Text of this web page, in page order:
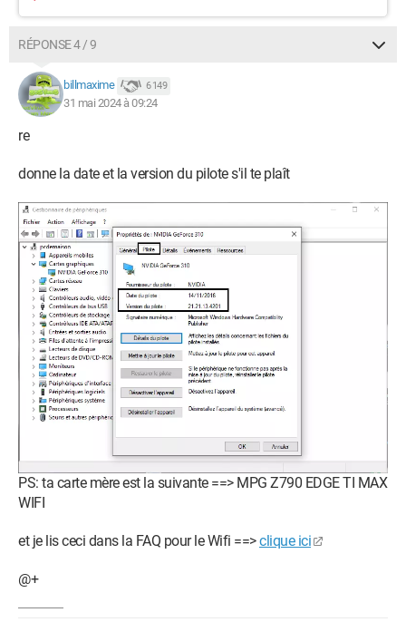
RÉPONSE 4 / 9
billmaxime 6 149
31 mai 2024 à 09:24
re
donne la date et la version du pilote s'il te plaît
PS: ta carte mère est la suivante ==> MPG Z790 EDGE TI MAX
WIFI
et je lis ceci dans la FAQ pour le Wifi ==>clique ici
@+